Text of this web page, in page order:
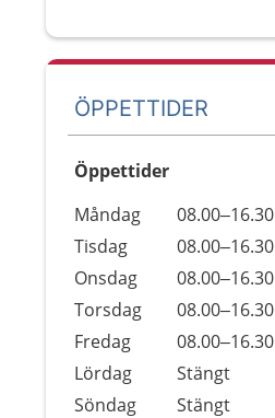
ÖPPETTIDER
Öppettider
Dag
Öppettider
Kommentarer
Måndag
08.00–16.30
Tisdag
08.00–16.30
Onsdag
08.00–16.30
Torsdag
08.00–16.30
Fredag
08.00–16.30
Lördag
Stängt
Söndag
Stängt